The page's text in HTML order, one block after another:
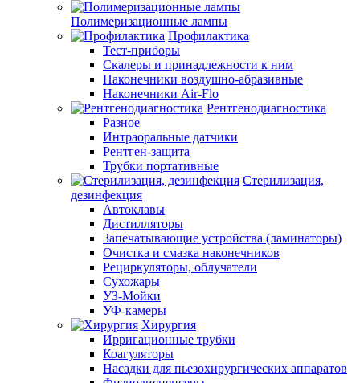
Полимеризационные лампы
Профилактика
Тест-приборы
Скалеры и принадлежности к ним
Наконечники воздушно-абразивные
Наконечники Air-Flo
Рентгенодиагностика
Разное
Интраоральные датчики
Рентген-защита
Трубки портативные
Стерилизация,
дезинфекция
Автоклавы
Дистилляторы
Запечатывающие устройства (ламинаторы)
Очистка и смазка наконечников
Рециркуляторы, облучатели
Сухожары
УЗ-Мойки
УФ-камеры
Хирургия
Ирригационные трубки
Коагуляторы
Насадки для пьезохирургических аппаратов